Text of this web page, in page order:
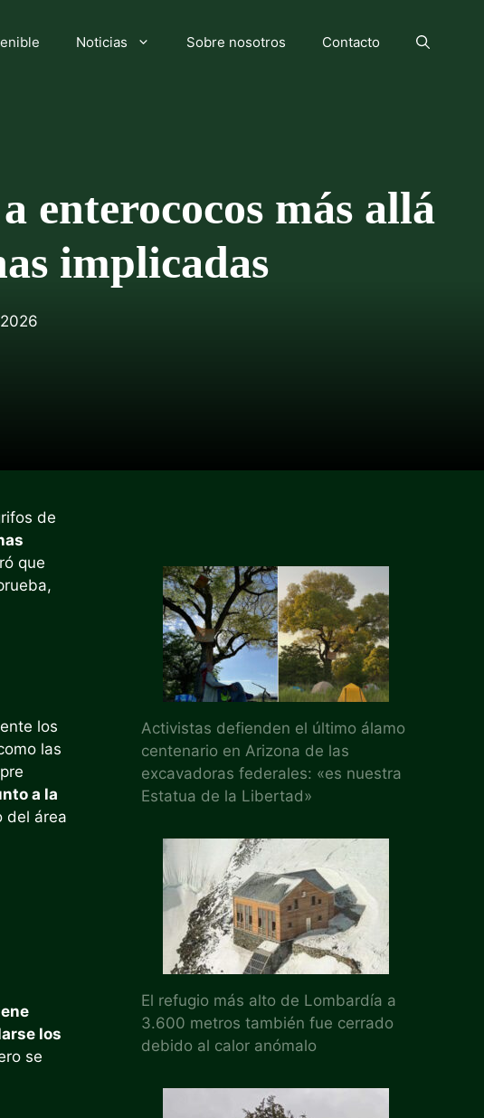
Noticias Sobre nosotros Contacto
enterococos más allá
implicadas
de
que
los
las
a la
del área
los
se
Activistas defienden el último álamo
centenario en Arizona de las
excavadoras federales: «es nuestra
Estatua de la Libertad»
El refugio más alto de Lombardía a
3.600 metros también fue cerrado
debido al calor anómalo